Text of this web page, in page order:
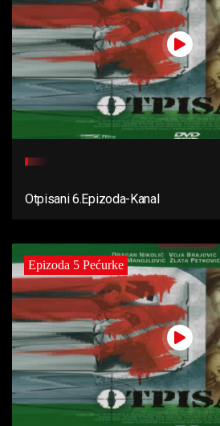
Otpisani 6.Epizoda-Kanal
Epizoda 5 Pećurke